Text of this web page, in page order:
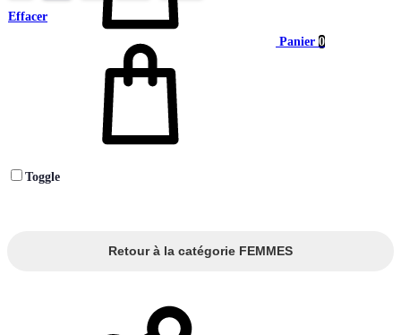
Panier 0
Effacer
Toggle
Retour à la catégorie FEMMES